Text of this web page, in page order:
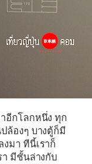
อีกโลกหนึ่ง ทุก
ล้องๆ บางตู้ก็มี
มา ทีนี้เราก็
า มีชั้นล่างกับ